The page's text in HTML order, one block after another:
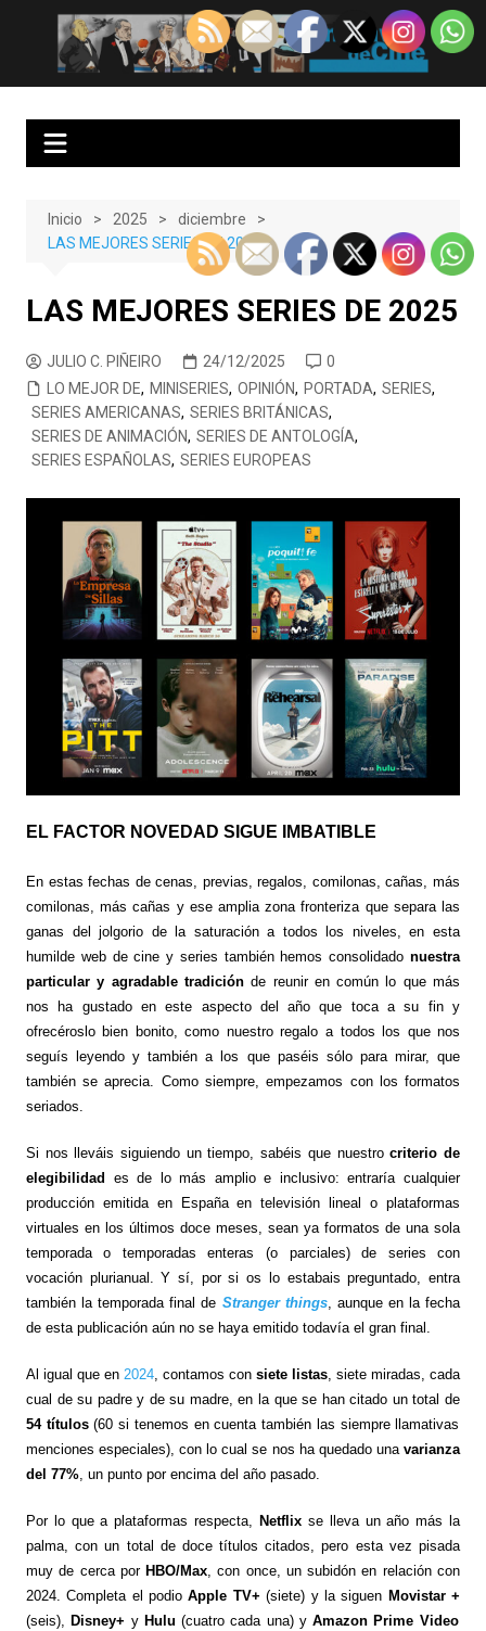
contenido
EnClave de Cine
Crítica cinematográfica y audiovisual. Punto de encuentro para los
Inicio 2025
diciembre
LAS MEJORES SERIES DE 2025
LAS MEJORES SERIES DE 2025
JULIO C. PIÑEIRO 24/12/2025
0
LO MEJOR DE, MINISERIES, OPINIÓN, PORTADA, SERIES,
SERIES AMERICANAS, SERIES BRITÁNICAS,
SERIES DE ANIMACIÓN, SERIES DE ANTOLOGÍA,
SERIES ESPAÑOLAS, SERIES EUROPEAS
EL FACTOR NOVEDAD SIGUE IMBATIBLE
En estas fechas de cenas, previas, regalos, comilonas, cañas, más
comilonas, más cañas y ese amplia zona fronteriza que separa las
ganas del jolgorio de la saturación a todos los niveles, en esta
humilde web de cine y series también hemos consolidadonuestra
particular y agradable tradiciónde reunir en común lo que más
nos ha gustado en este aspecto del año que toca a su fin y
ofrecéroslo bien bonito, como nuestro regalo a todos los que nos
seguís leyendo y también a los que paséis sólo para mirar, que
también se aprecia. Como siempre, empezamos con los formatos
seriados.
Si nos lleváis siguiendo un tiempo, sabéis que nuestrocriterio de
elegibilidad
es de lo más amplio e inclusivo: entraría cualquier
producción emitida en España en televisión lineal o plataformas
virtuales en los últimos doce meses, sean ya formatos de una sola
temporada o temporadas enteras (o parciales) de series con
vocación plurianual. Y sí, por si os lo estabais preguntado, entra
también la temporada final de Stranger things, aunque en la fecha
de esta publicación aún no se haya emitido todavía el gran final.
Al igual que en 2024, contamos consiete listas, siete miradas, cada
cual de su padre y de su madre, en la que se han citado un total de
54 títulos(60 si tenemos en cuenta también las siempre llamativas
menciones especiales), con lo cual se nos ha quedado unavarianza
del 77%, un punto por encima del año pasado.
Por lo que a plataformas respecta, Netflix se lleva un año más la
palma, con un total de doce títulos citados, pero esta vez pisada
muy de cerca por HBO/Max, con once, un subidón en relación con
2024. Completa el podioApple TV+ (siete) y la siguen Movistar +
(seis), Disney+ y Hulu(cuatro cada una) yAmazon Prime Video